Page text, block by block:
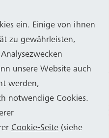
ein. Einige von ihnen
zu gewährleisten,
unsere Website auch
werden,
notwendige Cookies.
Cookie-Seite (siehe